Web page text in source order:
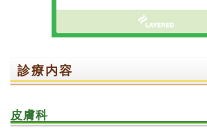
診療内容
皮膚科